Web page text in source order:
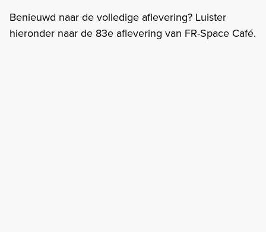
Benieuwd naar de volledige aflevering? Luister
hieronder naar de 83e aflevering van FR-Space Café.